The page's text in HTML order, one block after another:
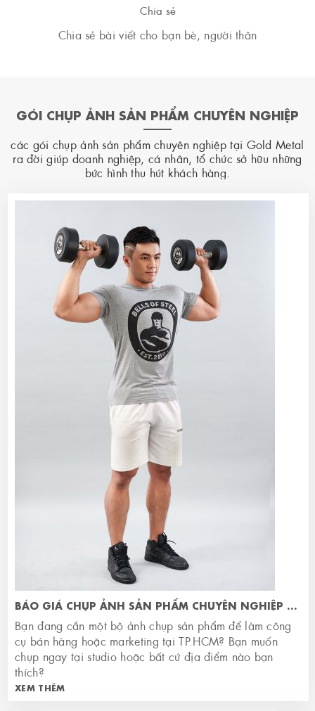
Chia sẻ
Chia sẻ bài viết cho bạn bè, người thân
GÓI CHỤP ẢNH SẢN PHẨM CHUYÊN NGHIỆP
các gói chụp ảnh sản phẩm chuyên nghiệp tại Gold Metal
ra đời giúp doanh nghiệp, cá nhân, tổ chức sở hữu những
bức hình thu hút khách hàng.
Bạn đang cần một bộ ảnh chụp sản phẩm để làm công
cụ bán hàng hoặc marketing tại TP.HCM? Bạn muốn
chụp ngay tại studio hoặc bất cứ địa điểm nào bạn
thích?
XEM THÊM